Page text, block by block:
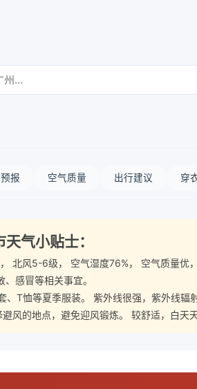
报 空气质量 出行建议 穿
气小贴士：
北风5-6级， 空气湿度76%， 空气质量优
感冒等相关事宜。
T恤等夏季服装。 紫外线很强，紫外线辐
风的地点，避免迎风锻炼。 较舒适，白